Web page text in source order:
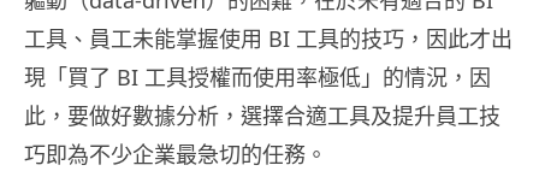
工具、員工未能掌握使用 BI 工具的技巧，因此才出
現「買了 BI 工具授權而使用率極低」的情況，因
此，要做好數據分析，選擇合適工具及提升員工技
巧即為不少企業最急切的任務。